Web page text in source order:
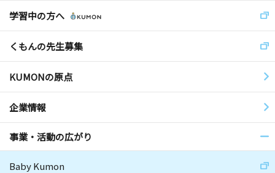
学習中の方へ
くもんの先生募集
KUMONの原点
企業情報
事業・活動の広がり
Baby Kumon